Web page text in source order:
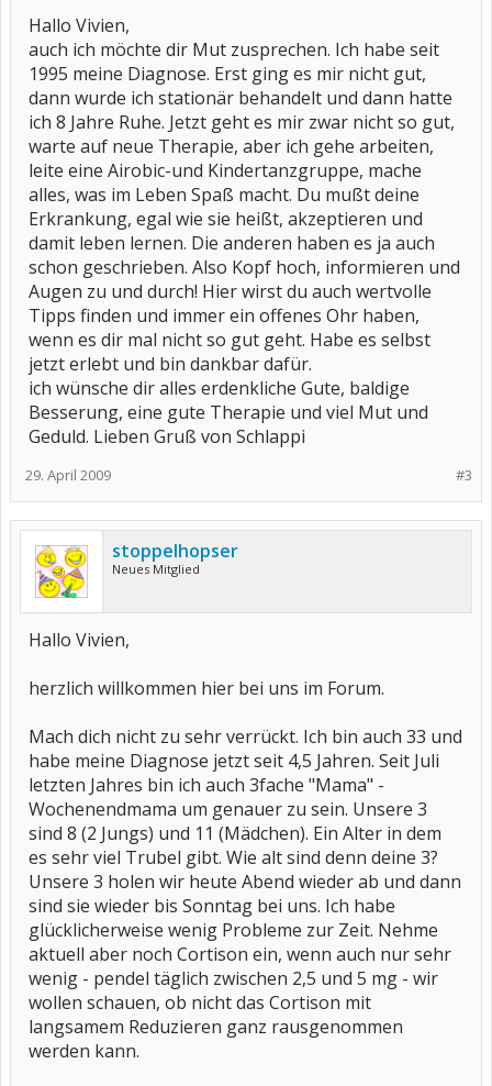
Hallo Vivien,
auch ich möchte dir Mut zusprechen. Ich habe seit
1995 meine Diagnose. Erst ging es mir nicht gut,
dann wurde ich stationär behandelt und dann hatte
ich 8 Jahre Ruhe. Jetzt geht es mir zwar nicht so gut,
warte auf neue Therapie, aber ich gehe arbeiten,
leite eine Airobic-und Kindertanzgruppe, mache
alles, was im Leben Spaß macht. Du mußt deine
Erkrankung, egal wie sie heißt, akzeptieren und
damit leben lernen. Die anderen haben es ja auch
schon geschrieben. Also Kopf hoch, informieren und
Augen zu und durch! Hier wirst du auch wertvolle
Tipps finden und immer ein offenes Ohr haben,
wenn es dir mal nicht so gut geht. Habe es selbst
jetzt erlebt und bin dankbar dafür.
ich wünsche dir alles erdenkliche Gute, baldige
Besserung, eine gute Therapie und viel Mut und
Geduld. Lieben Gruß von Schlappi
#3
29. April 2009
stoppelhopser
Neues Mitglied
Hallo Vivien,
herzlich willkommen hier bei uns im Forum.
Mach dich nicht zu sehr verrückt. Ich bin auch 33 und
habe meine Diagnose jetzt seit 4,5 Jahren. Seit Juli
letzten Jahres bin ich auch 3fache "Mama" -
Wochenendmama um genauer zu sein. Unsere 3
sind 8 (2 Jungs) und 11 (Mädchen). Ein Alter in dem
es sehr viel Trubel gibt. Wie alt sind denn deine 3?
Unsere 3 holen wir heute Abend wieder ab und dann
sind sie wieder bis Sonntag bei uns. Ich habe
glücklicherweise wenig Probleme zur Zeit. Nehme
aktuell aber noch Cortison ein, wenn auch nur sehr
wenig - pendel täglich zwischen 2,5 und 5 mg - wir
wollen schauen, ob nicht das Cortison mit
langsamem Reduzieren ganz rausgenommen
werden kann.